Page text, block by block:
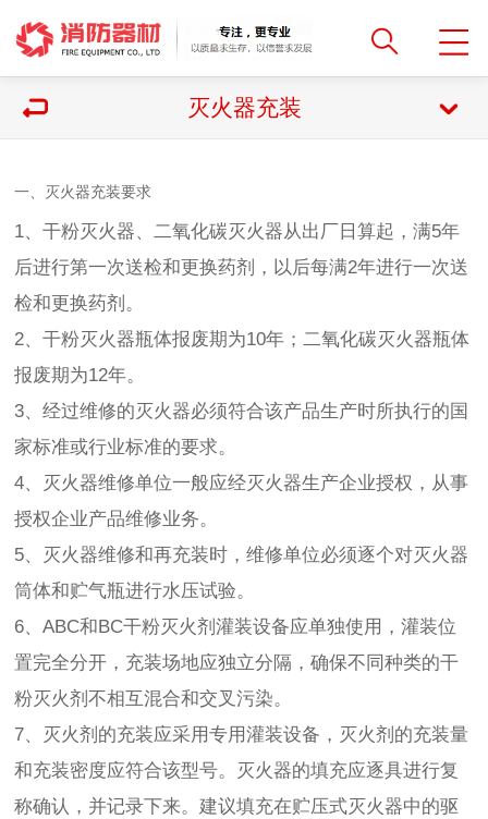
灭火器充装
一、灭火器充装要求
1、干粉灭火器、二氧化碳灭火器从出厂日算起，满5年
后进行第一次送检和更换药剂，以后每满2年进行一次送
检和更换药剂。
2、干粉灭火器瓶体报废期为10年；二氧化碳灭火器瓶体
报废期为12年。
3、经过维修的灭火器必须符合该产品生产时所执行的国
家标准或行业标准的要求。
4、灭火器维修单位一般应经灭火器生产企业授权，从事
授权企业产品维修业务。
5、灭火器维修和再充装时，维修单位必须逐个对灭火器
筒体和贮气瓶进行水压试验。
6、ABC和BC干粉灭火剂灌装设备应单独使用，灌装位
置完全分开，充装场地应独立分隔，确保不同种类的干
粉灭火剂不相互混合和交叉污染。
7、灭火剂的充装应采用专用灌装设备，灭火剂的充装量
和充装密度应符合该型号。灭火器的填充应逐具进行复
称确认，并记录下来。建议填充在贮压式灭火器中的驱